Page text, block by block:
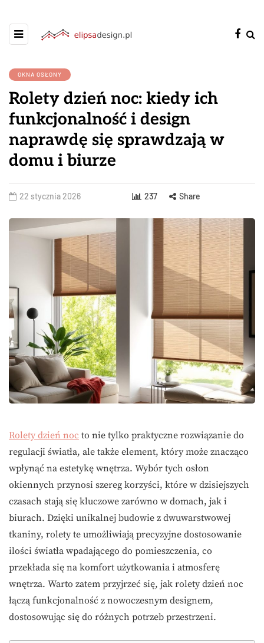
OKNA OSŁONY
Rolety dzień noc: kiedy ich
funkcjonalność i design
naprawdę się sprawdzają w
domu i biurze
22 stycznia 2026 237 Share
Rolety dzień noc to nie tylko praktyczne rozwiązanie do
regulacji światła, ale także element, który może znacząco
wpłynąć na estetykę wnętrza. Wybór tych osłon
okiennych przynosi szereg korzyści, które w dzisiejszych
czasach stają się kluczowe zarówno w domach, jak i
biurach. Dzięki unikalnej budowie z dwuwarstwowej
tkaniny, rolety te umożliwiają precyzyjne dostosowanie
ilości światła wpadającego do pomieszczenia, co
przekłada się na komfort użytkowania i atmosferę
wnętrza. Warto zatem przyjrzeć się, jak rolety dzień noc
łączą funkcjonalność z nowoczesnym designem,
dostosowując się do różnych potrzeb przestrzeni.